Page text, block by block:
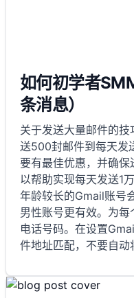
如何初学者
条消息）
关于发送大量邮件的
送500封邮件到每天发
要有最佳优惠，并确
以帮助实现每天发送1
年龄较长的Gmail账号
男性账号更有效。为
电话号码。在设置
件地址匹配，不要自